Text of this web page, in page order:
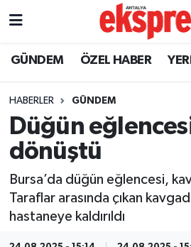
GÜNDEM ÖZEL HABER
HABERLER GÜNDEM
Düğün
dönüştü
Bursa’da düğün eğlencesi,
Taraflar arasında çıkan
hastaneye kaldırıldı
ÖZEL HABER
YEREL GÜNDEM
EKONOMİ
KÜLTÜR - SANAT
Nöbetçi Eczaneler
Trafik Durumu
Süper Lig Puan Durumu ve
Tüm Manşetler